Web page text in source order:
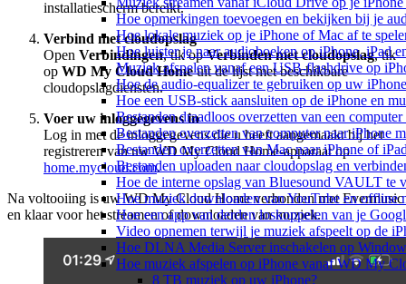
Hoe opmerkingen toevoegen en bekijken bij je
Hoe lokale muziek op je iPhone of Mac af te
Hoe luister je naar audioboeken op iPhone, iPad
Muziek afspelen vanaf een USB-flashdrive op
Hoe de audio-equalizer te gebruiken op uw
Hoe een USB-stick aansluiten op de iPhone en
Bestanden draadloos overzetten van een
Bestanden overzetten van computer naar iPhone
Bestanden overzetten van Mac naar iPhone of
Bestanden uploaden naar cloudopslag en
Hoe de interne opslag van Bluesound VAULT te
Hoe muziek downloaden van YouTube en offline
Hoe een app van derden loskoppelen van je
Video opnemen terwijl je muziek afspeelt op de
Hoe DLNA Media Server inschakelen op
Hoe muziek afspelen op iPhone vanaf WD My
8 TB muziek op uw iPhone?
installatiescherm bereikt.
Verbind met cloudopslag
Open Verbindingen, tik opVerbinden met cloudopslag, tik
op WD My Cloud Homeuit de lijst met beschikbare
cloudopslagdiensten.
Voer uw inloggegevens in
Log in met de inloggegevens die u heeft aangemaakt bij het
registreren van uw WD My Cloud Home-apparaat op
home.mycloud.com.
Na voltooiing is uw WD My Cloud Home verbonden met Evermusic
en klaar voor het streamen of downloaden van muziek.